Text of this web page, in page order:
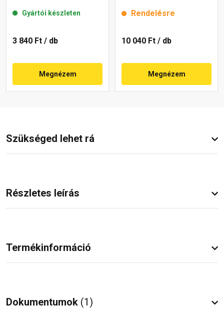
Gyártói készleten
3 840 Ft / db
Megnézem
Rendelésre
10 040 Ft / db
Megnézem
Szükséged lehet rá
Részletes leírás
Termékinformáció
Dokumentumok (1)